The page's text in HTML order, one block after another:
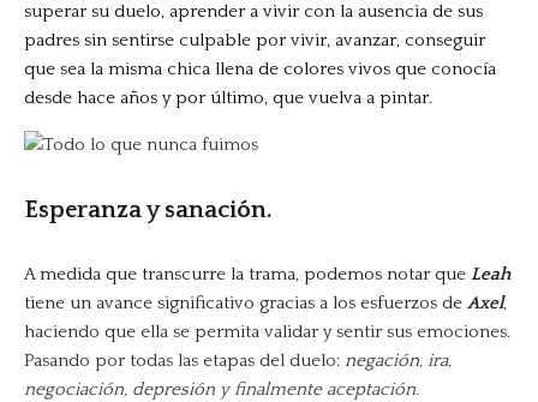
superar su duelo, aprender a vivir con la ausencia de sus
padres sin sentirse culpable por vivir, avanzar, conseguir
que sea la misma chica llena de colores vivos que conocía
desde hace años y por último, que vuelva a pintar.
Esperanza y sanación.
A medida que transcurre la trama, podemos notar que Leah
tiene un avance significativo gracias a los esfuerzos de Axel,
haciendo que ella se permita validar y sentir sus emociones.
Pasando por todas las etapas del duelo: negación, ira,
negociación, depresión y finalmente aceptación.